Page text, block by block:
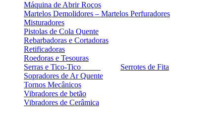
Máquina de Abrir Roços
Martelos Demolidores – Martelos Perfuradores
Misturadores
Pistolas de Cola Quente
Rebarbadoras e Cortadoras
Retificadoras
Roedoras e Tesouras
Serras e Tico-Tico
Serrotes de Fita
Sopradores de Ar Quente
Tornos Mecânicos
Vibradores de betão
Vibradores de Cerâmica